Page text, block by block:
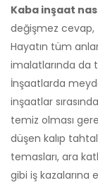
Kaba inşaat
değişmez cevap,
Hayatın tüm
imalatlarında da
İnşaatlarda
inşaatlar
temiz olması
düşen kalıp
temasları, ara
gibi iş kazalarına